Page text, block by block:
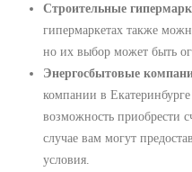
Строительные
гипермаркетах также
но их выбор может быть
Энергосбытовые
компании в
возможность приобрести
случае вам могут
условия.